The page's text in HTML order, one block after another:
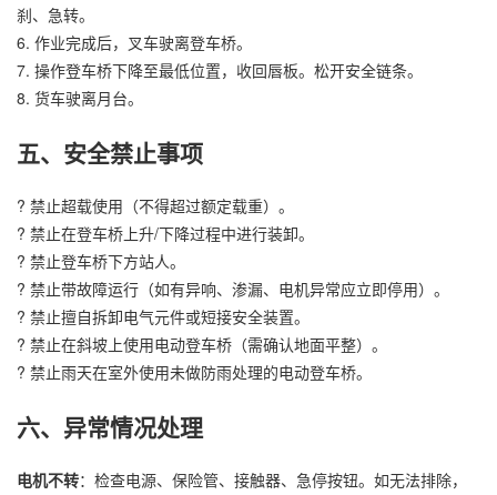
刹、急转。
6. 作业完成后，叉车驶离登车桥。
7. 操作登车桥下降至最低位置，收回唇板。松开安全链条。
8. 货车驶离月台。
五、安全禁止事项
? 禁止超载使用（不得超过额定载重）。
? 禁止在登车桥上升/下降过程中进行装卸。
? 禁止登车桥下方站人。
? 禁止带故障运行（如有异响、渗漏、电机异常应立即停用）。
? 禁止擅自拆卸电气元件或短接安全装置。
? 禁止在斜坡上使用电动登车桥（需确认地面平整）。
? 禁止雨天在室外使用未做防雨处理的电动登车桥。
六、异常情况处理
电机不转：检查电源、保险管、接触器、急停按钮。如无法排除，